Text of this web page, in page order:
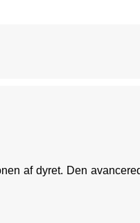
af ​​dyret. Den